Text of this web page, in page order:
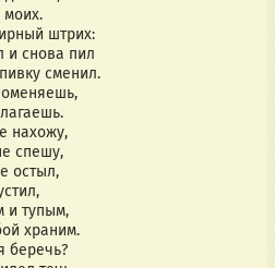
моих.
штрих:
и снова пил
сменил.
нахожу,
спешу,
остыл,
и тупым,
храним.
беречь?